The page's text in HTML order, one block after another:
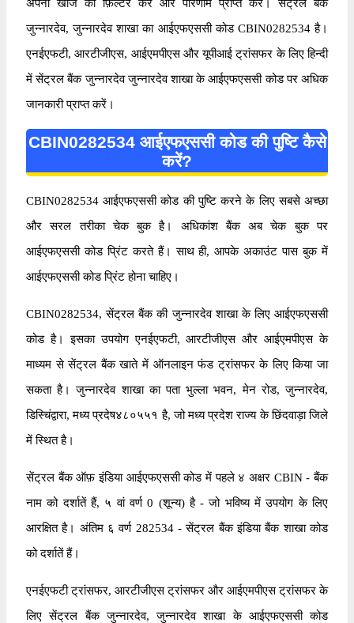
अपनी खोज को फ़िल्टर करें और परिणाम प्राप्त करें। सेंट्रल बैंक
जुन्नारदेव, जुन्नारदेव शाखा का आईएफएससी कोड CBIN0282534 है।
एनईएफटी, आरटीजीएस, आईएमपीएस और यूपीआई ट्रांसफर के लिए हिन्दी
में सेंट्रल बैंक जुन्नारदेव जुन्नारदेव शाखा के आईएफएससी कोड पर अधिक
जानकारी प्राप्त करें।
CBIN0282534 आईएफएससी कोड की पुष्टि कैसे
करें?
CBIN0282534 आईएफएससी कोड की पुष्टि करने के लिए सबसे अच्छा
और सरल तरीका चेक बुक है। अधिकांश बैंक अब चेक बुक पर
आईएफएससी कोड प्रिंट करते हैं। साथ ही, आपके अकाउंट पास बुक में
आईएफएससी कोड प्रिंट होना चाहिए।
CBIN0282534, सेंट्रल बैंक की जुन्नारदेव शाखा के लिए आईएफएससी
कोड है। इसका उपयोग एनईएफटी, आरटीजीएस और आईएमपीएस के
माध्यम से सेंट्रल बैंक खाते में ऑनलाइन फंड ट्रांसफर के लिए किया जा
सकता है। जुन्नारदेव शाखा का पता भुल्ला भवन, मेन रोड, जुन्नारदेव,
डिस्चिंद्वारा, मध्य प्रदेष४८०५५१ है, जो मध्य प्रदेश राज्य के छिंदवाड़ा जिले
में स्थित है।
सेंट्रल बैंक ऑफ़ इंडिया आईएफएससी कोड में पहले ४ अक्षर CBIN - बैंक
नाम को दर्शातें हैं, ५ वां वर्ण 0 (शून्य) है - जो भविष्य में उपयोग के लिए
आरक्षित है। अंतिम ६ वर्ण 282534 - सेंट्रल बैंक इंडिया बैंक शाखा कोड
को दर्शातें हैं।
एनईएफटी ट्रांसफर, आरटीजीएस ट्रांसफर और आईएमपीएस ट्रांसफर के
लिए सेंट्रल बैंक जुन्नारदेव, जुन्नारदेव शाखा के आईएफएससी कोड